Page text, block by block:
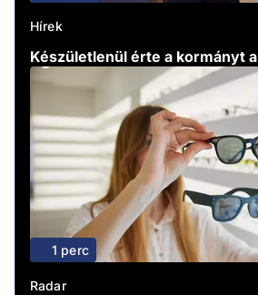
Hírek
Készületlenül érte a kormányt
1 perc
Radar